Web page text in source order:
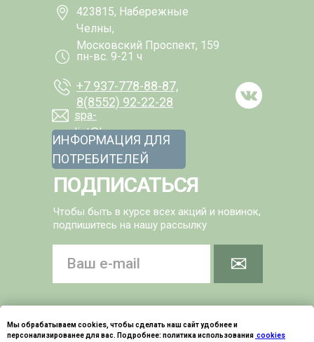
Мы обрабатываем cookies, чтобы сделать наш сайт удобнее и
персонализированее для вас. Подробнее: политика использования cookies
✉
Чтобы быть в курсе всех акций и новинок,
подпишитесь на нашу рассылку
+7 937-778-88-87,
8(8552) 92-22-28
пн-вс. 9-21 ч
423815, Набережные
Челны,
Московский Проспект, 159
spa-
list@kamarooms.com
ПОДПИСАТЬСЯ
ИНФОРМАЦИЯ ДЛЯ
ПОТРЕБИТЕЛЕЙ